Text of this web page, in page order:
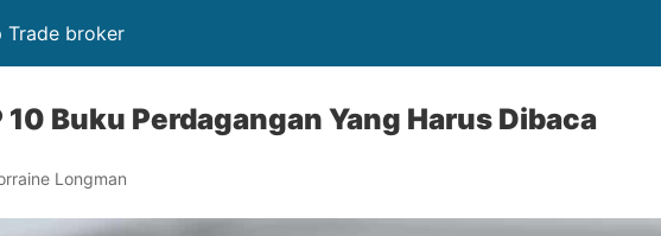
Trade broker
10 Buku Perdagangan Yang Harus Dibaca
Longman